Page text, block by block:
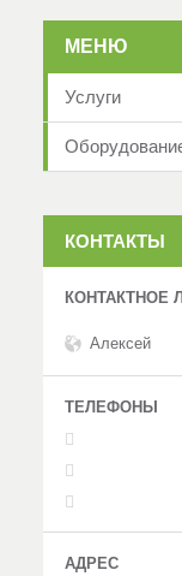
Услуги
КОНТАКТЫ
Алексей